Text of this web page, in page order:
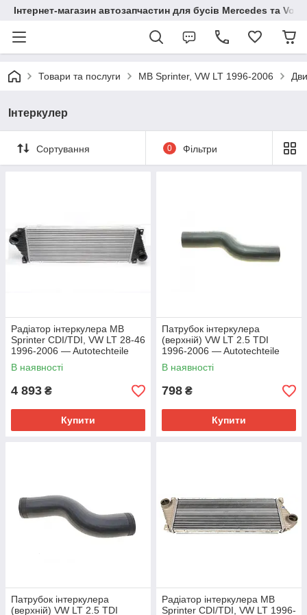
Інтернет-магазин автозапчастин для бусів Mercedes та
Товари та послуги MB Sprinter, VW LT 1996-2006
Інтеркулер
Сортування 0 Фільтри
Радіатор інтеркулера MB
Sprinter CDI/TDI, VW LT 28-46
1996-2006 — Autotechteile
(Німеччина) — 100007
В наявності
4 893 ₴
Купити
Патрубок інтеркулера
(верхній) VW LT 2.5 TDI
1996-2006 — Autotechteile
(Німеччина) — 314 5047
В наявності
798 ₴
Купити
Патрубок інтеркулера
(верхній) VW LT 2.5 TDI
Радіатор інтеркулера MB
Sprinter CDI/TDI, VW LT 1996-